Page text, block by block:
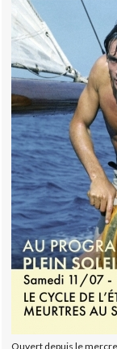
Ouvert depuis le